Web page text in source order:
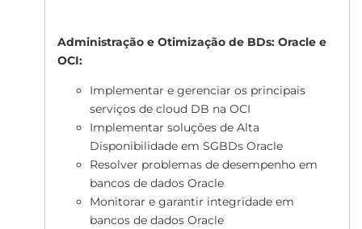
Administração e Otimização de BDs: Oracle e
OCI:
Implementar e gerenciar os principais
serviços de cloud DB na OCI
Implementar soluções de Alta
Disponibilidade em SGBDs Oracle
Resolver problemas de desempenho em
bancos de dados Oracle
Monitorar e garantir integridade em
bancos de dados Oracle